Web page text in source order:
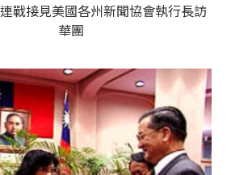
戰接見美國各州新聞協會執行長訪
華團